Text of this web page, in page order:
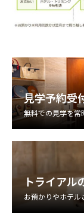
見学予約受
無料での見学を常
トライアル
お預かりやホテ